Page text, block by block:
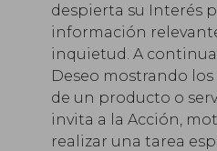
despierta su Interés
información
inquietud. A
Deseo mostrando
de un producto o
invita a la Acción,
realizar una tarea